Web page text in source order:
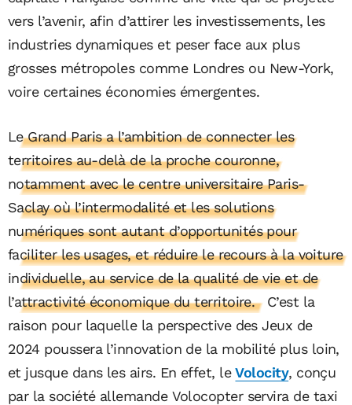
vers l’avenir, afin d’attirer les investissements, les
industries dynamiques et peser face aux plus
grosses métropoles comme Londres ou New-York,
voire certaines économies émergentes.
Le Grand Paris a l’ambition de connecter les
territoires au-delà de la proche couronne,
notamment avec le centre universitaire Paris-
Saclay où l’intermodalité et les solutions
numériques sont autant d’opportunités pour
faciliter les usages, et réduire le recours à la voiture
individuelle, au service de la qualité de vie et de
l’attractivité économique du territoire. C’est la
raison pour laquelle la perspective des Jeux de
2024 poussera l’innovation de la mobilité plus loin,
et jusque dans les airs. En effet, leVolocity, conçu
par la société allemande Volocopter servira de taxi